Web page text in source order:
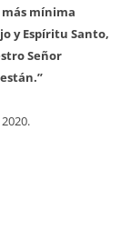
mínima
y Espíritu Santo,
Señor